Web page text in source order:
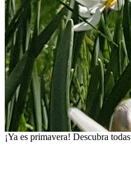
¡Ya es primavera! Descubra